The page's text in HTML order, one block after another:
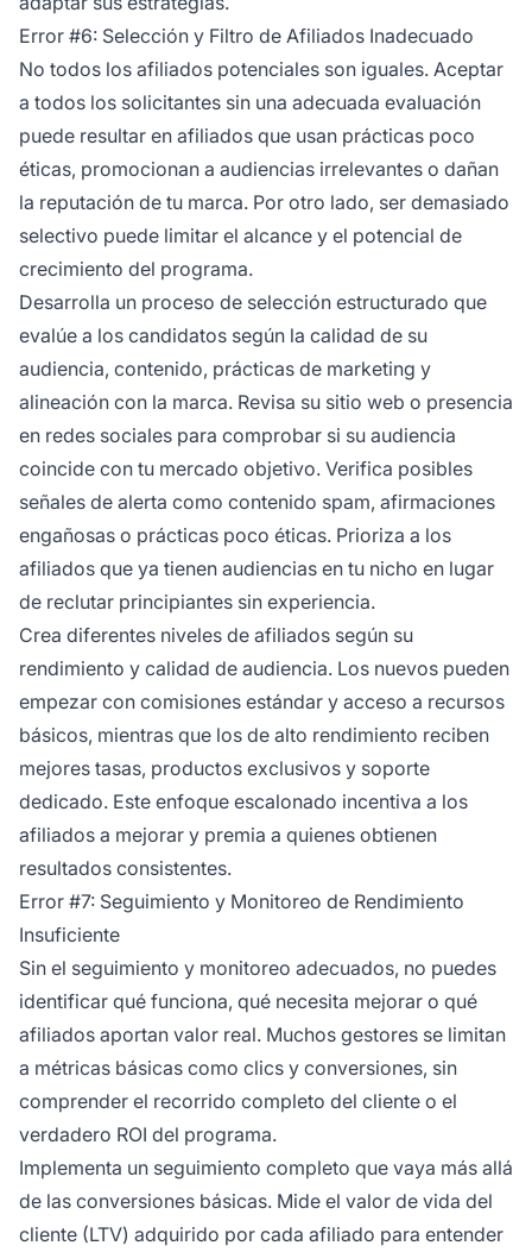
Error #6: Selección y Filtro de Afiliados Inadecuado
No todos los afiliados potenciales son iguales. Aceptar
a todos los solicitantes sin una adecuada evaluación
puede resultar en afiliados que usan prácticas poco
éticas, promocionan a audiencias irrelevantes o dañan
la reputación de tu marca. Por otro lado, ser demasiado
selectivo puede limitar el alcance y el potencial de
crecimiento del programa.
Desarrolla un proceso de selección estructurado que
evalúe a los candidatos según la calidad de su
audiencia, contenido, prácticas de marketing y
alineación con la marca. Revisa su sitio web o presencia
en redes sociales para comprobar si su audiencia
coincide con tu mercado objetivo. Verifica posibles
señales de alerta como contenido spam, afirmaciones
engañosas o prácticas poco éticas. Prioriza a los
afiliados que ya tienen audiencias en tu nicho en lugar
de reclutar principiantes sin experiencia.
Crea diferentes niveles de afiliados según su
rendimiento y calidad de audiencia. Los nuevos pueden
empezar con comisiones estándar y acceso a recursos
básicos, mientras que los de alto rendimiento reciben
mejores tasas, productos exclusivos y soporte
dedicado. Este enfoque escalonado incentiva a los
afiliados a mejorar y premia a quienes obtienen
resultados consistentes.
Error #7: Seguimiento y Monitoreo de Rendimiento
Insuficiente
Sin el seguimiento y monitoreo adecuados, no puedes
identificar qué funciona, qué necesita mejorar o qué
afiliados aportan valor real. Muchos gestores se limitan
a métricas básicas como clics y conversiones, sin
comprender el recorrido completo del cliente o el
verdadero ROI del programa.
Implementa un seguimiento completo que vaya más allá
de las conversiones básicas. Mide el valor de vida del
cliente (LTV) adquirido por cada afiliado para entender